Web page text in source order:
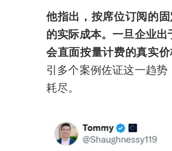
他指出，按席位订阅的
的实际成本。一旦企业
会直面按量计费的真实
引多个案例佐证这一趋
耗尽。